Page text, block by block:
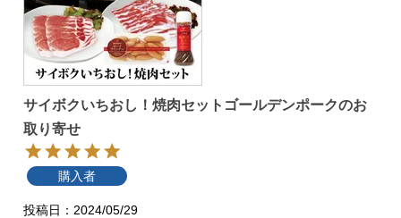
サイボクいちおし！焼肉セットゴールデンポークのお
取り寄せ
購入者
投稿日 2024/05/29